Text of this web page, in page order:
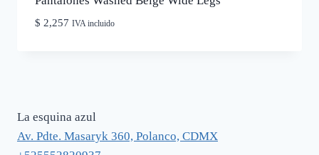
$ 2,257 IVA incluido
La esquina azul
Av. Pdte. Masaryk 360, Polanco, CDMX